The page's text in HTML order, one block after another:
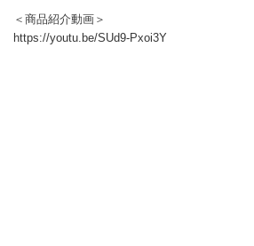
＜商品紹介動画＞
https://youtu.be/SUd9-Pxoi3Y